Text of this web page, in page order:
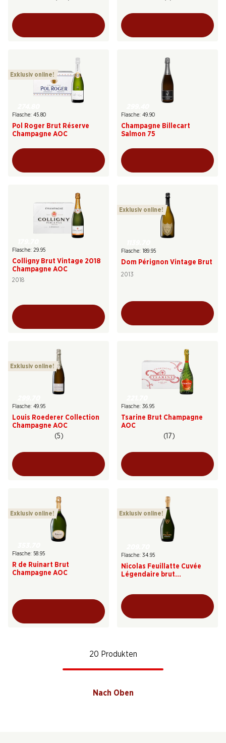
Exklusiv online!
Flasche: 45.80
Pol Roger Brut Réserve
Champagne AOC
Flasche: 49.90
Champagne Billecart
Salmon 75
Flasche: 29.95
Colligny Brut Vintage 2018
Champagne AOC
2018
Exklusiv online!
Flasche: 189.95
Dom Pérignon Vintage Brut
2013
Exklusiv online!
Flasche: 49.95
Louis Roederer Collection
Champagne AOC
(5)
Flasche: 36.95
Tsarine Brut Champagne
AOC
(17)
Exklusiv online!
Flasche: 58.95
R de Ruinart Brut
Champagne AOC
Exklusiv online!
Flasche: 34.95
Nicolas Feuillatte Cuvée
Légendaire brut
20 Produkten
Nach Oben